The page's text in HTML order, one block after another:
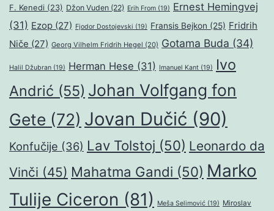
F. Kenedi (23) Džon Vuden (22) Erih From (19) Ernest Hemingvej
(31) Ezop (27) Fjodor Dostojevski (19) Fransis Bejkon (25) Fridrih
Niče (27) Georg Vilhelm Fridrih Hegel (20) Gotama Buda (34)
Halil Džubran (19) Herman Hese (31) Imanuel Kant (19)
Ivo
Andrić (55) Johan Volfgang fon
Gete (72) Jovan Dučić (90)
Konfučije (36) Lav Tolstoj (50) Leonardo da
Vinči (45) Mahatma Gandi (50) Marko
Tulije Ciceron (81) Meša Selimović (19) Miroslav